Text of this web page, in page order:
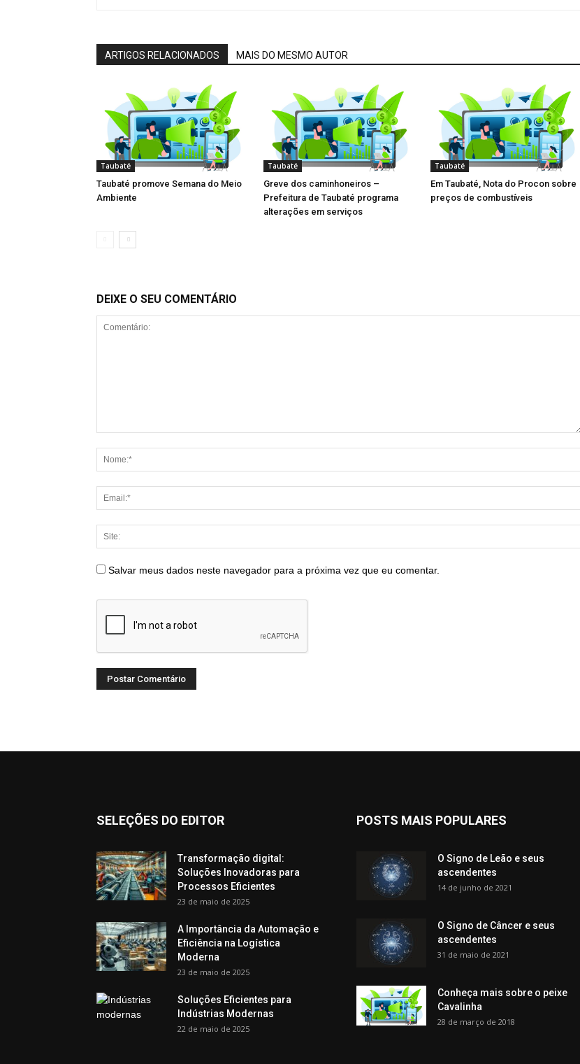
ARTIGOS RELACIONADOS MAIS DO MESMO AUTOR
Taubaté
Taubaté promove Semana do Meio
Ambiente
Taubaté
Greve dos caminhoneiros –
Prefeitura de Taubaté programa
alterações em serviços
Taubaté
Em Taubaté, Nota do Procon sobre
preços de combustíveis
DEIXE O SEU COMENTÁRIO
Salvar meus dados neste navegador para a próxima vez que eu comentar.
SELEÇÕES DO EDITOR
Transformação digital:
Soluções Inovadoras para
Processos Eficientes
23 de maio de 2025
A Importância da Automação e
Eficiência na Logística
Moderna
23 de maio de 2025
Soluções Eficientes para
Indústrias Modernas
22 de maio de 2025
POSTS MAIS POPULARES
O Signo de Leão e seus
ascendentes
14 de junho de 2021
O Signo de Câncer e seus
ascendentes
31 de maio de 2021
Conheça mais sobre o peixe
Cavalinha
28 de março de 2018